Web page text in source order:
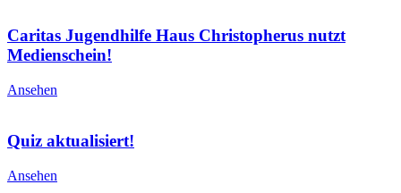
Caritas Jugendhilfe Haus Christopherus nutzt
Medienschein!
Ansehen
Quiz aktualisiert!
Ansehen